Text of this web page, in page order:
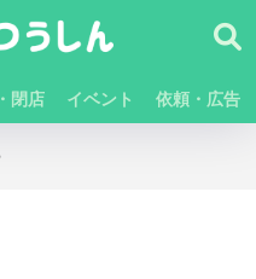
閉店 イベント 依頼・広告